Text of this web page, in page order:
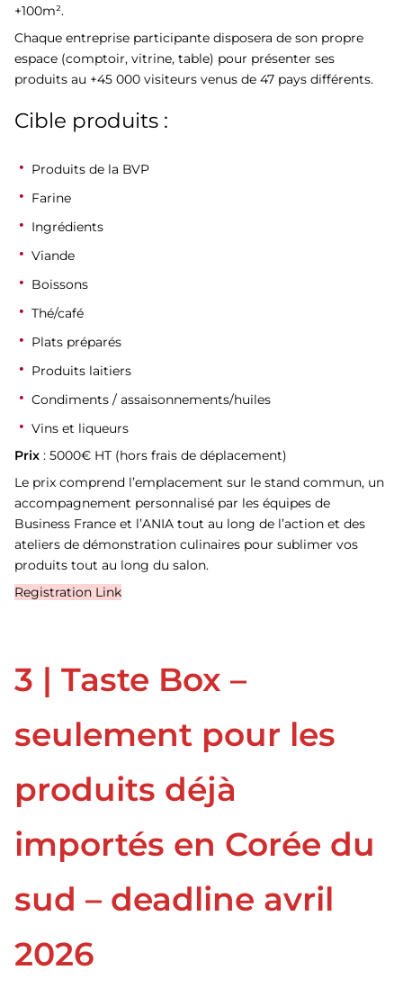
+100m².
Chaque entreprise participante disposera de son propre
espace (comptoir, vitrine, table) pour présenter ses
produits au +45 000 visiteurs venus de 47 pays différents.
Cible produits :
Produits de la BVP
Farine
Ingrédients
Viande
Boissons
Thé/café
Plats préparés
Produits laitiers
Condiments / assaisonnements/huiles
Vins et liqueurs
Prix : 5000€ HT (hors frais de déplacement)
Le prix comprend l’emplacement sur le stand commun, un
accompagnement personnalisé par les équipes de
Business France et l’ANIA tout au long de l’action et des
ateliers de démonstration culinaires pour sublimer vos
produits tout au long du salon.
Registration Link
3 | Taste Box –
seulement pour les
produits déjà
importés en Corée du
sud – deadline avril
2026